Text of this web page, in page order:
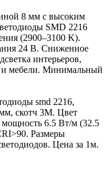
8 мм с высоким
SMD 2216
(2900–3100 K).
24 В. Сниженное
интерьеров,
и мебели. Минимальный
smd 2216,
скотч 3М. Цвет
6.5 Вт/м (32.5
Размеры
Цена за 1м.